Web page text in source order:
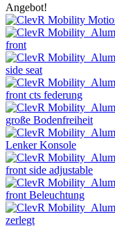
Angebot!